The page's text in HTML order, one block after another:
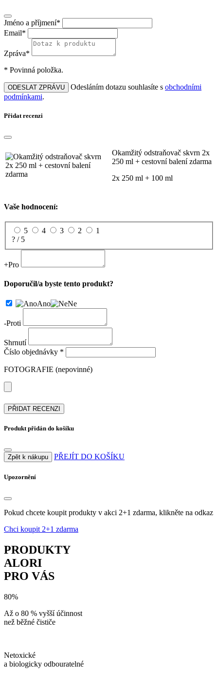
Jméno a příjmení*
Email*
Zpráva*
* Povinná položka.
ODESLAT ZPRÁVU Odesláním dotazu souhlasíte s obchodními
podmínkami.
Přidat recenzi
Okamžitý odstraňovač skvrn 2x
250 ml + cestovní balení zdarma
2x 250 ml + 100 ml
Vaše hodnocení:
5 4 3 2
1
? / 5
+Pro
Doporučil/a byste tento produkt?
Ano Ne
-Proti
Shrnutí
Číslo objednávky *
FOTOGRAFIE (nepovinné)
PŘIDAT RECENZI
Produkt přidán do košíku
Zpět k nákupu PŘEJÍT DO KOŠÍKU
Upozornění
Pokud chcete koupit produkty v akci 2+1 zdarma, klikněte na odkaz
Chci koupit 2+1 zdarma
PRODUKTY
ALORI
PRO VÁS
80%
Až o 80 % vyšší účinnost
než běžné čističe
Netoxické
a biologicky odbouratelné